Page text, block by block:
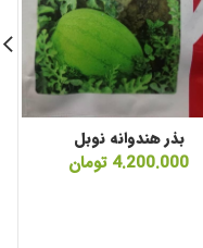
بذر هندوانه نوبل
4.200.000 تومان